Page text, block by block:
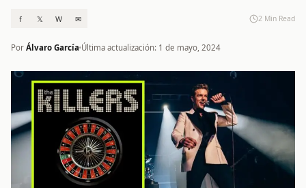
f 𝕏 W ✉ 2 Min Read
Por Álvaro García Última actualización: 1 de mayo, 2024